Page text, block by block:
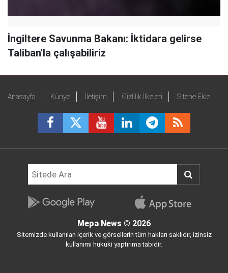
İngiltere Savunma Bakanı: İktidara gelirse
Taliban'la çalışabiliriz
Anasayfa Künye İletişim Gizlilik İlkeleri Sitene Ekle
Mepa News © 2026
Sitemizde kullanılan içerik ve görsellerin tüm hakları saklıdır, izinsiz
kullanımı hukuki yaptırıma tabidir.